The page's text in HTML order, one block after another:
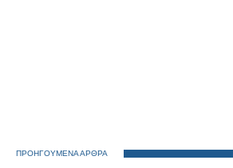
ΠΡΟΗΓΟΥΜΕΝΑ ΑΡΘΡΑ